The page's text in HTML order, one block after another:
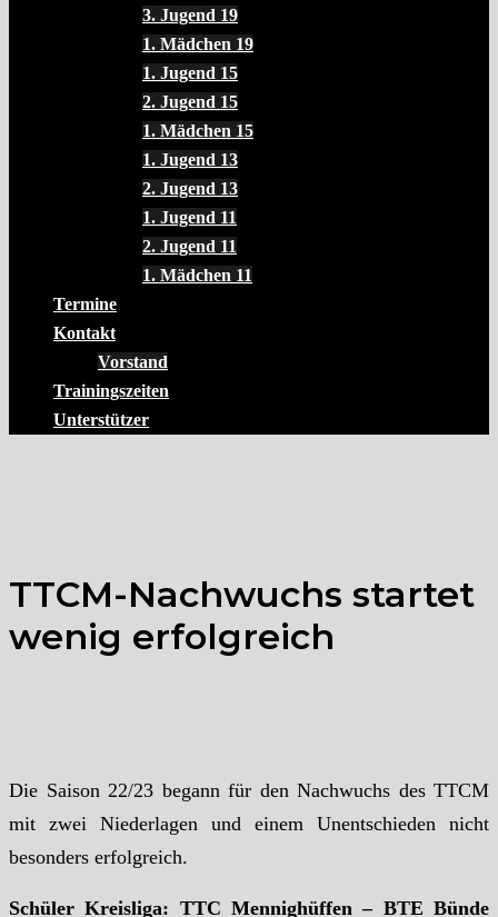
3. Jugend 19
1. Mädchen 19
1. Jugend 15
2. Jugend 15
1. Mädchen 15
1. Jugend 13
2. Jugend 13
1. Jugend 11
2. Jugend 11
1. Mädchen 11
Termine
Kontakt
Vorstand
Trainingszeiten
Unterstützer
TTCM-Nachwuchs startet
wenig erfolgreich
Die Saison 22/23 begann für den Nachwuchs des TTCM
mit zwei Niederlagen und einem Unentschieden nicht
besonders erfolgreich.
Schüler Kreisliga: TTC Mennighüffen – BTE Bünde